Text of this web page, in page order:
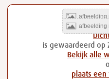
is gewaardeerd op
Bekijk alle
plaats een